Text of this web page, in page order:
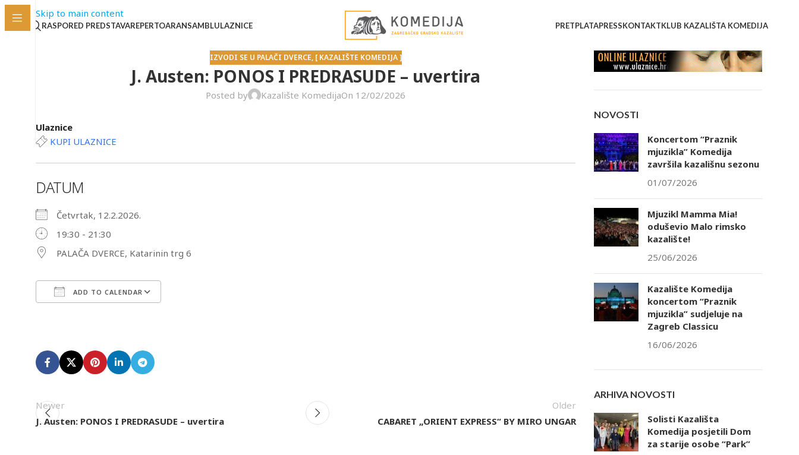
Skip to main content
RASPORED PREDSTAVAREPERTOARANSAMBLULAZNICE PRETPLATAPRESSKONTAKTKLUB KAZALIŠTA KOMEDIJA
IZVODI SE U PALAČI DVERCE, [ KAZALIŠTE KOMEDIJA ]
J. Austen: PONOS I PREDRASUDE – uvertira
Posted by Kazalište KomedijaOn 12/02/2026
Ulaznice
KUPI ULAZNICE
DATUM
Četvrtak, 12.2.2026.
19:30 - 21:30
PALAČA DVERCE, Katarinin trg 6
ADD TO CALENDAR
Newer
J. Austen: PONOS I PREDRASUDE – uvertira
Older
CABARET „ORIENT EXPRESS“ BY MIRO UNGAR
NOVOSTI
Koncertom “Praznik
mjuzikla” Komedija
završila kazališnu sezonu
01/07/2026
Mjuzikl Mamma Mia!
oduševio Malo rimsko
kazalište!
25/06/2026
Kazalište Komedija
koncertom “Praznik
mjuzikla” sudjeluje na
Zagreb Classicu
16/06/2026
ARHIVA NOVOSTI
Solisti Kazališta
Komedija posjetili Dom
za starije osobe “Park”